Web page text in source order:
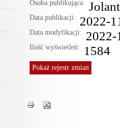
Osoba publikująca:
Data publikacji: 2022-
Data modyfikacji: 2022-
Ilość wyświetleń: 1584
Pokażrejestr zmian